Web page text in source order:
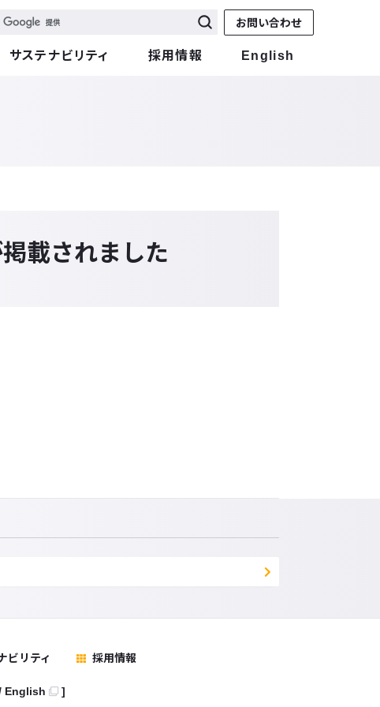
お問い合わせ
サステナビリティ 採用情報 English
載されました
ビリティ 採用情報
English ]